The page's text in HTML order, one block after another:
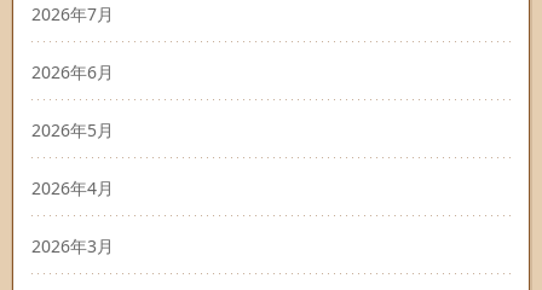
2026年7月
2026年6月
2026年5月
2026年4月
2026年3月